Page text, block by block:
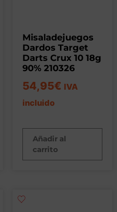
Misaladejuegos
Dardos Target
Darts Crux 10 18g
90% 210326
54,95€ IVA
incluido
Añadir al
carrito